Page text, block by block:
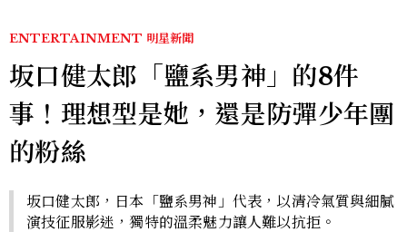
ENTERTAINMENT 明星新聞
坂口健太郎「鹽系男神」的8件
事！理想型是她，還是防彈少年團
的粉絲
坂口健太郎，日本「鹽系男神」代表，以清冷氣質與細膩
演技征服影迷，獨特的溫柔魅力讓人難以抗拒。